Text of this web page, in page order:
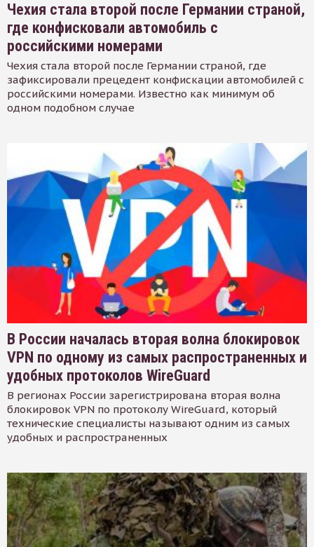
Чехия стала второй после Германии страной,
где конфисковали автомобиль с
российскими номерами
Чехия стала второй после Германии страной, где
зафиксировали прецедент конфискации автомобилей с
российскими номерами. Известно как минимум об
одном подобном случае
В России началась вторая волна блокировок
VPN по одному из самых распространенных и
удобных протоколов WireGuard
В регионах России зарегистрирована вторая волна
блокировок VPN по протоколу WireGuard, который
технические специалисты называют одним из самых
удобных и распространенных